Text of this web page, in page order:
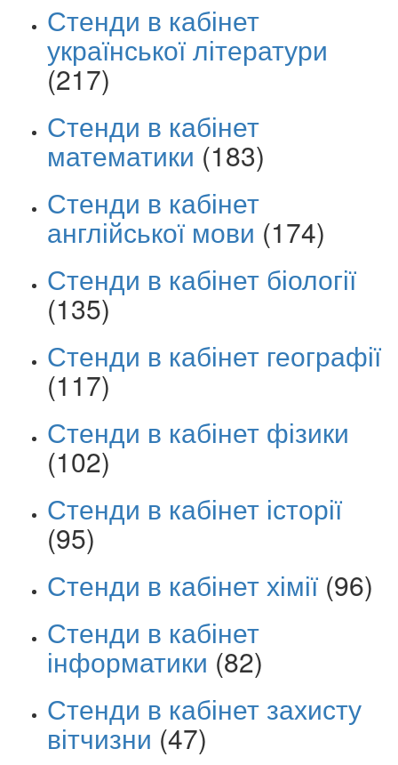
Стенди в кабінет
української літератури
(217)
Стенди в кабінет
математики (183)
Стенди в кабінет
англійської мови (174)
Стенди в кабінет біології
(135)
Стенди в кабінет географії
(117)
Стенди в кабінет фізики
(102)
Стенди в кабінет історії
(95)
Стенди в кабінет хімії (96)
Стенди в кабінет
інформатики (82)
Стенди в кабінет захисту
вітчизни (47)